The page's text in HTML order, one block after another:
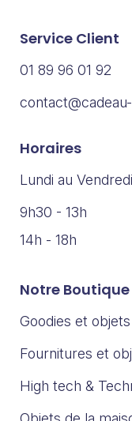
Service Client
01 89 96 01 92
Horaires
Lundi au Vendredi
9h30 - 13h
14h - 18h
Notre Boutique
Goodies et
Fournitures et
High tech &